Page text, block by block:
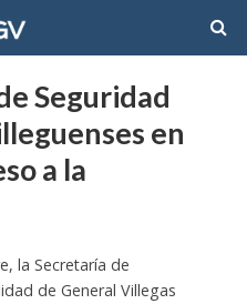
Seguridad
en
a la
la Secretaría de
de General Villegas